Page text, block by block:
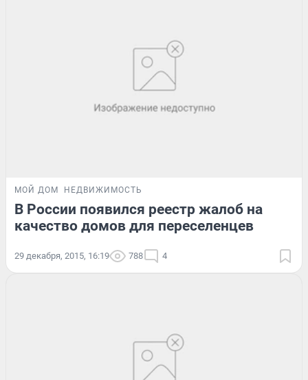
МОЙ ДОМ НЕДВИЖИМОСТЬ
В России появился реестр жалоб на
качество домов для переселенцев
29 декабря, 2015, 16:19 788 4